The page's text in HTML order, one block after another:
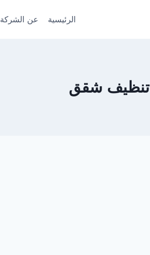
الرئيسية عن الشركة
تنظيف شقق